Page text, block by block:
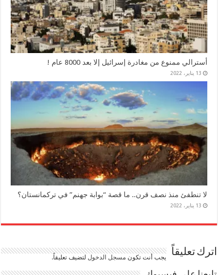
أسترالي ممنوع من مغادرة إسرائيل إلا بعد 8000 عام !
13 يناير، 2022
لا تنطفئ منذ نصف قرن.. ما قصة “بوابة جهنم” في تركمانستان؟
13 يناير، 2022
اترك تعليقاً يجب أنت تكون مسجل الدخوللتضيف تعليقاً.